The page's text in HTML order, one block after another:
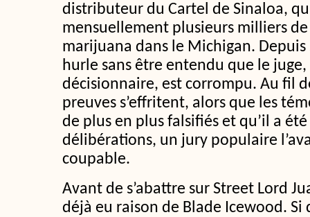
distributeur du Cartel de Sinaloa,
mensuellement plusieurs milliers
marijuana dans le Michigan.
hurle sans être entendu que le
décisionnaire, est corrompu. Au fil
preuves s’effritent, alors que les
de plus en plus falsifiés et qu’il a été
délibérations, un jury populaire
coupable.
Avant de s’abattre sur Street Lord
déjà eu raison de Blade Icewood. Si